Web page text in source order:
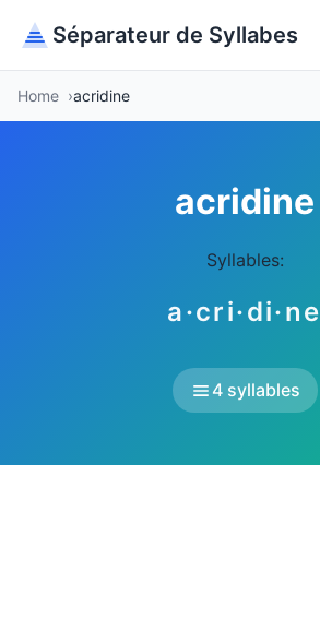
Séparateur de Syllabes
Home acridine
acridine
Syllables:
a·cri·di·ne
4 syllables